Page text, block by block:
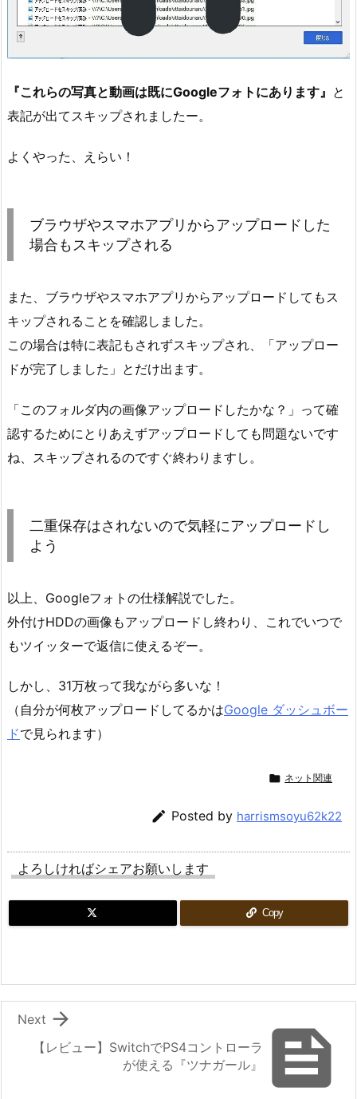
『これらの写真と動画は既にGoogleフォトにあります』 と
表記が出てスキップされましたー。
よくやった、えらい！
ブラウザやスマホアプリからアップロードした
場合もスキップされる
また、ブラウザやスマホアプリからアップロードしてもス
キップされることを確認しました。
この場合は特に表記もされずスキップされ、「アップロー
ドが完了しました」とだけ出ます。
「このフォルダ内の画像アップロードしたかな？」って確
認するためにとりあえずアップロードしても問題ないです
ね、スキップされるのですぐ終わりますし。
二重保存はされないので気軽にアップロードし
よう
以上、Googleフォトの仕様解説でした。
外付けHDDの画像もアップロードし終わり、これでいつで
もツイッターで返信に使えるぞー。
しかし、31万枚って我ながら多いな！
（自分が何枚アップロードしてるかはGoogle ダッシュボー
ドで見られます）
 ネット関連
 Posted by harrismsoyu62k22
よろしければシェアお願いします
Copy

【レビュー】SwitchでPS4コントローラ
が使える『ツナガール』

Next